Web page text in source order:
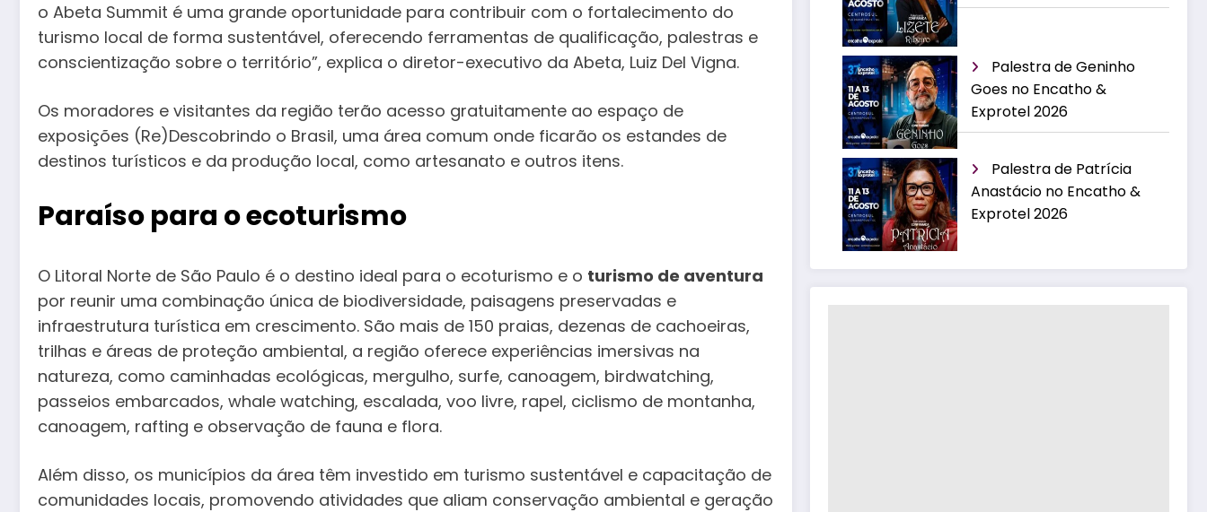
o Abeta Summit é uma grande oportunidade para contribuir com o fortalecimento do
turismo local de forma sustentável, oferecendo ferramentas de qualificação, palestras e
conscientização sobre o território”, explica o diretor-executivo da Abeta, Luiz Del Vigna.
Os moradores e visitantes da região terão acesso gratuitamente ao espaço de
exposições (Re)Descobrindo o Brasil, uma área comum onde ficarão os estandes de
destinos turísticos e da produção local, como artesanato e outros itens.
Paraíso para o ecoturismo
O Litoral Norte de São Paulo é o destino ideal para o ecoturismo e o turismo de aventura
por reunir uma combinação única de biodiversidade, paisagens preservadas e
infraestrutura turística em crescimento. São mais de 150 praias, dezenas de cachoeiras,
trilhas e áreas de proteção ambiental, a região oferece experiências imersivas na
natureza, como caminhadas ecológicas, mergulho, surfe, canoagem, birdwatching,
passeios embarcados, whale watching, escalada, voo livre, rapel, ciclismo de montanha,
canoagem, rafting e observação de fauna e flora.
Além disso, os municípios da área têm investido em turismo sustentável e capacitação de
comunidades locais, promovendo atividades que aliam conservação ambiental e geração
Palestra de Geninho
Goes no Encatho &
Exprotel 2026
Palestra de Patrícia
Anastácio no Encatho &
Exprotel 2026